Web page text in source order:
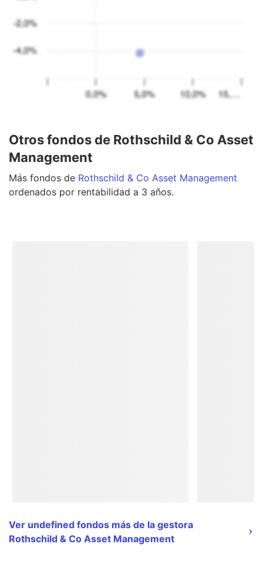
Otros fondos de Rothschild & Co Asset
Management
Más fondos de Rothschild & Co Asset Management
ordenados por rentabilidad a 3 años.
Ver undefined fondos más de la gestora
Rothschild & Co Asset Management